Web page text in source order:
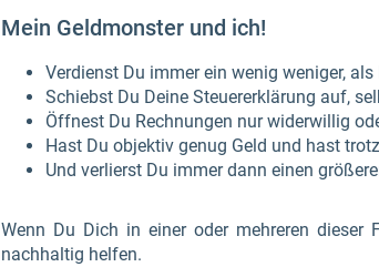
Mein Geldmonster und ich!
Verdienst Du immer ein wenig weniger,
Schiebst Du Deine Steuererklärung auf,
Öffnest Du Rechnungen nur widerwillig
Hast Du objektiv genug Geld und hast
Und verlierst Du immer dann einen
Wenn Du Dich in einer oder mehreren
nachhaltig helfen.